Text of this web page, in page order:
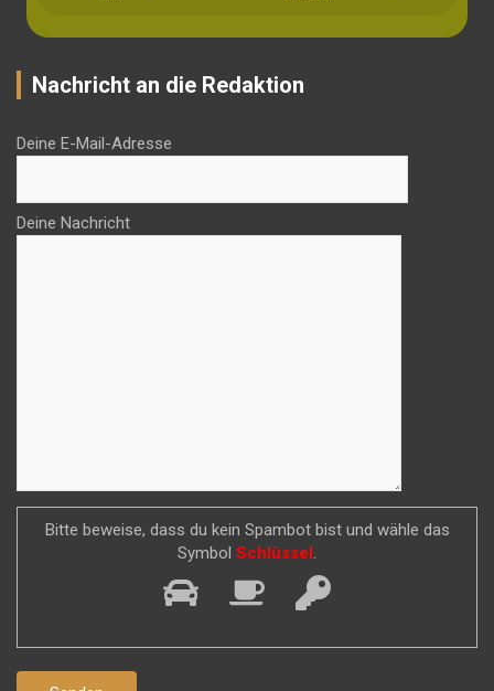
Nachricht an die Redaktion
Deine E-Mail-Adresse
Deine Nachricht
Bitte beweise, dass du kein Spambot bist und wähle das
Symbol Schlüssel.